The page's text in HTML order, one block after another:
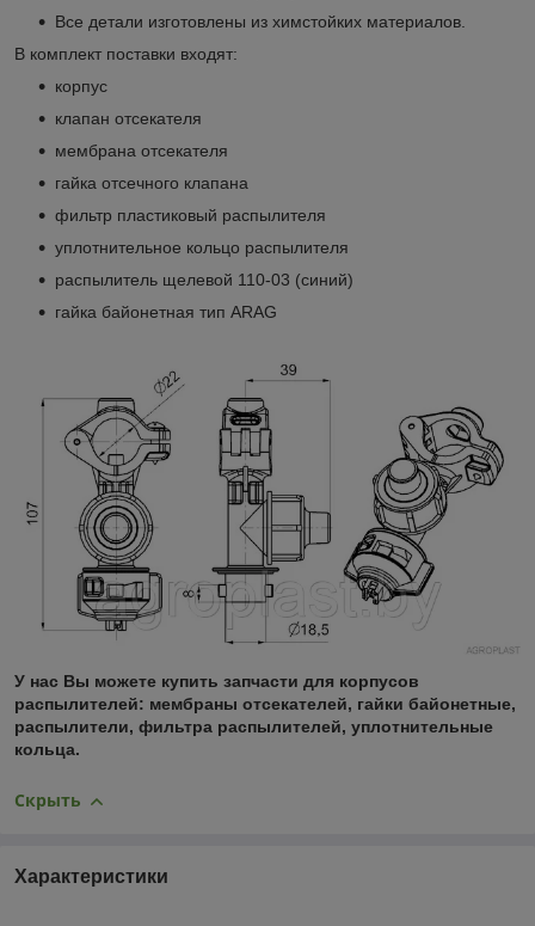
Все детали изготовлены из химстойких материалов.
В комплект поставки входят:
корпус
клапан отсекателя
мембрана отсекателя
гайка отсечного клапана
фильтр пластиковый распылителя
уплотнительное кольцо распылителя
распылитель щелевой 110-03 (синий)
гайка байонетная тип ARAG
У нас Вы можете купить запчасти для корпусов
распылителей: мембраны отсекателей, гайки байонетные,
распылители, фильтра распылителей, уплотнительные
кольца.
Скрыть
Характеристики